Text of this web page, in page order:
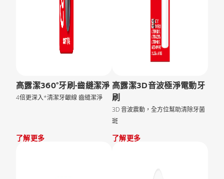
高露潔360°牙刷-齒縫潔淨
4倍更深入*清潔牙齦線 齒縫潔淨
了解更多
高露潔3D音波極淨電動牙
刷
3D 音波震動，全方位幫助清除牙菌
斑
了解更多